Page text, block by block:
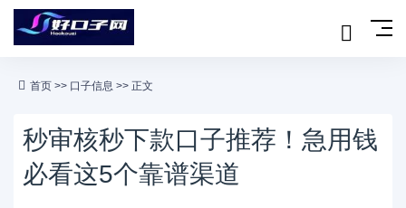
首页 >> 口子信息 >> 正文
秒审核秒下款口子推荐！急用钱
必看这5个靠谱渠道